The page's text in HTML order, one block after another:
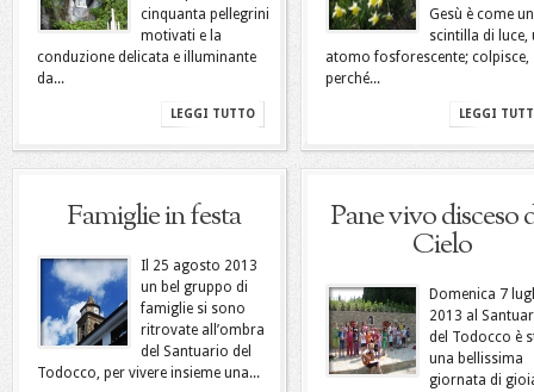
cinquanta pellegrini
motivati e la
conduzione delicata e illuminante
da...
LEGGI TUTTO
Gesù è come
scintilla di luce,
atomo fosforescente; colpisce,
perché...
LEGGI
Famiglie in festa
Il 25 agosto 2013
un bel gruppo di
famiglie si sono
ritrovate all’ombra
del Santuario del
Todocco, per vivere insieme una...
Pane vivo disceso
Cielo
Domenica 7
2013 al
del Todocco è
una bellissima
giornata di